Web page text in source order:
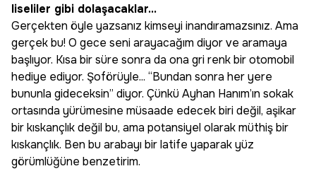
liseliler gibi dolaşacaklar...
Gerçekten öyle yazsanız kimseyi inandıramazsınız. Ama
gerçek bu! O gece seni arayacağım diyor ve aramaya
başlıyor. Kısa bir süre sonra da ona gri renk bir otomobil
hediye ediyor. Şoförüyle... “Bundan sonra her yere
bununla gideceksin” diyor. Çünkü Ayhan Hanım’ın sokak
ortasında yürümesine müsaade edecek biri değil, aşikar
bir kıskançlık değil bu, ama potansiyel olarak müthiş bir
kıskançlık. Ben bu arabayı bir latife yaparak yüz
görümlüğüne benzetirim.